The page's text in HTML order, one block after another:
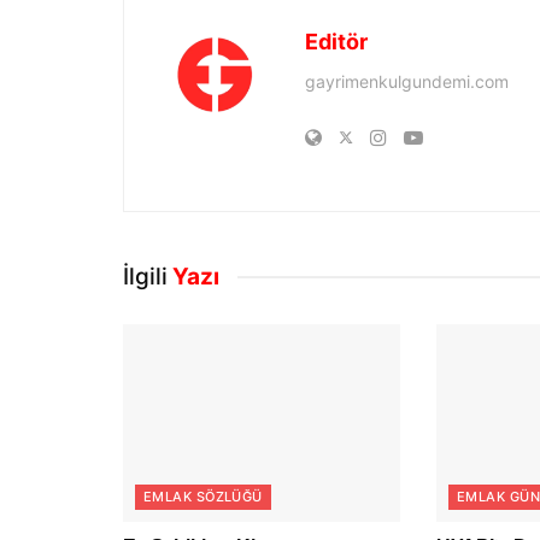
Editör
gayrimenkulgundemi.com
İlgili Yazı
EMLAK SÖZLÜĞÜ EMLAK